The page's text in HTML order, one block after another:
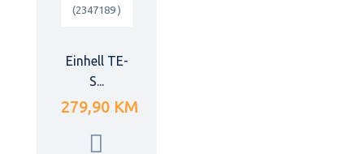
Einhell TE-
S...
279,90 KM